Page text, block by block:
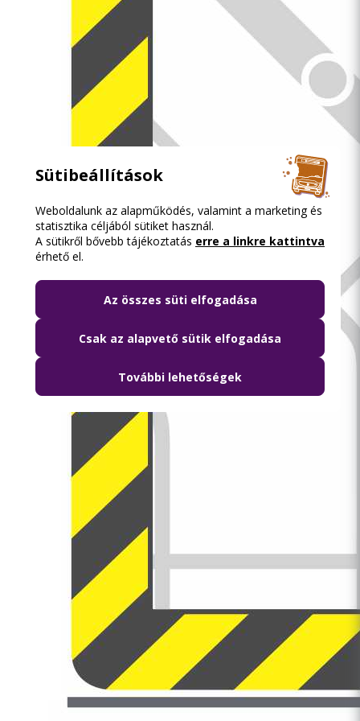
Sütibeállítások
Weboldalunk az alapműködés, valamint a marketing és
statisztika céljából sütiket használ.
A sütikről bővebb tájékoztatás erre a linkre kattintva
érhető el.
Az összes süti elfogadása
Csak az alapvető sütik elfogadása
További lehetőségek